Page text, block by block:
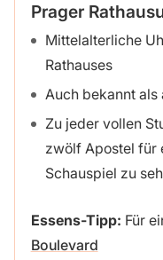
Prager
Mittelalterliche
Rathauses
Auch bekannt als
Zu jeder vollen
zwölf Apostel für
Schauspiel zu
Essens-Tipp: Für
Boulevard